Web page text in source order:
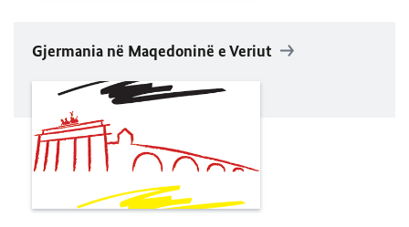
Gjermania në Maqedoninë e Veriut